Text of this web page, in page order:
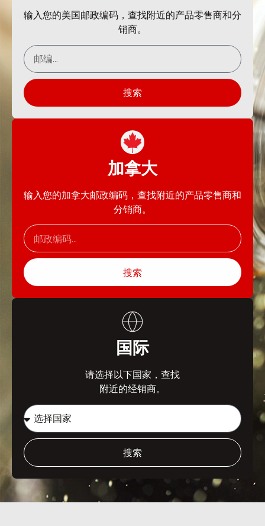
输入您的美国邮政编码，查找附近的产品零售商和分
销商。
搜索
加拿大
输入您的加拿大邮政编码，查找附近的产品零售商和
分销商。
搜索
国际
请选择以下国家，查找
附近的经销商。
搜索